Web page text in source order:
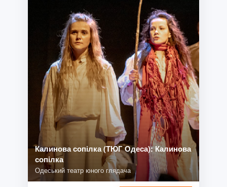
Калинова сопілка (ТЮГ Одеса): Калинова
сопілка
Одеський театр юного глядача